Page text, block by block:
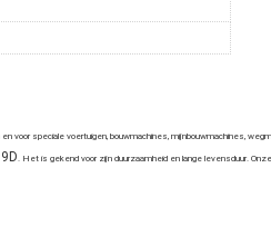
en voor speciale voertuigen, bouwmachines, mijnbouwmachines,
. Het is gekend voor zijn duurzaamheid en lange levensduur. Onze